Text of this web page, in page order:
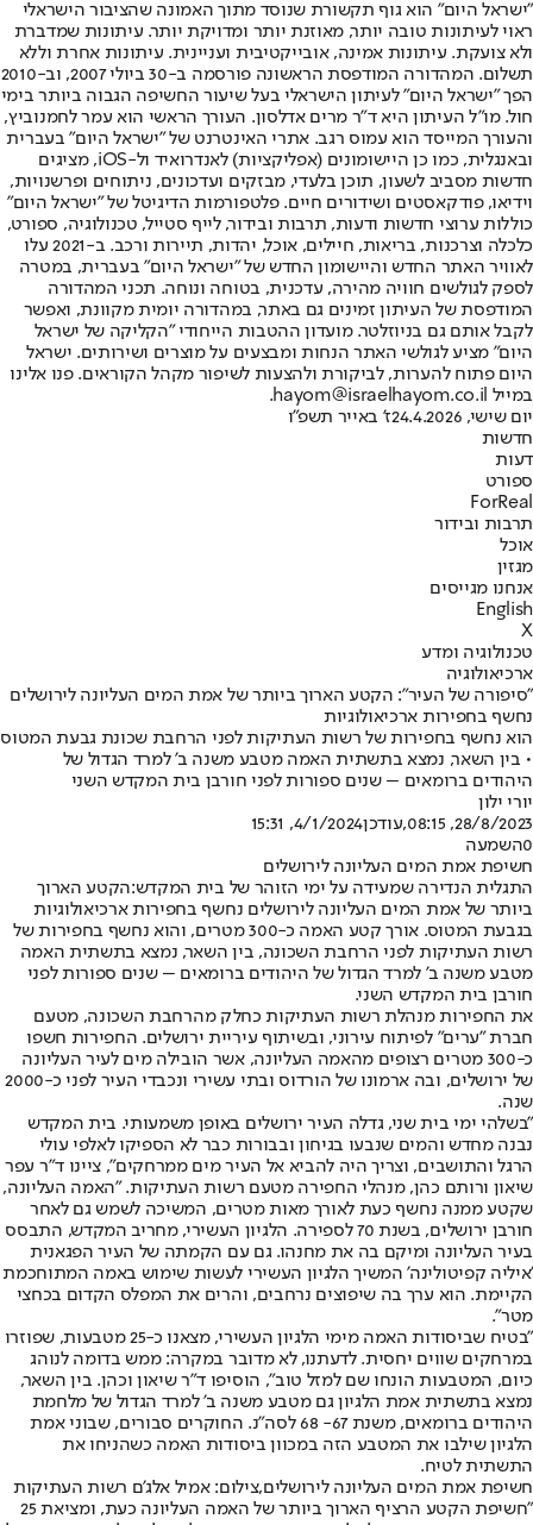
"ישראל היום" הוא גוף תקשורת שנוסד מתוך האמונה שהציבור הישראלי
ראוי לעיתונות טובה יותר, מאוזנת יותר ומדויקת יותר. עיתונות שמדברת
ולא צועקת. עיתונות אמינה, אובייקטיבית ועניינית. עיתונות אחרת וללא
תשלום. המהדורה המודפסת הראשונה פורסמה ב-30 ביולי 2007, וב-2010
הפך "ישראל היום" לעיתון הישראלי בעל שיעור החשיפה הגבוה ביותר בימי
חול. מו"ל העיתון היא ד"ר מרים אדלסון. העורך הראשי הוא עמר לחמנוביץ,
והעורך המייסד הוא עמוס רגב. אתרי האינטרנט של "ישראל היום" בעברית
ובאנגלית, כמו כן היישומונים (אפליקציות) לאנדרואיד ול-iOS, מציגים
חדשות מסביב לשעון, תוכן בלעדי, מבזקים ועדכונים, ניתוחים ופרשנויות,
וידיאו, פודקאסטים ושידורים חיים. פלטפורמות הדיגיטל של "ישראל היום"
כוללות ערוצי חדשות ודעות, תרבות ובידור, לייף סטייל, טכנולוגיה, ספורט,
כלכלה וצרכנות, בריאות, חיילים, אוכל, יהדות, תיירות ורכב. ב-2021 עלו
לאוויר האתר החדש והיישומון החדש של "ישראל היום" בעברית, במטרה
לספק לגולשים חוויה מהירה, עדכנית, בטוחה ונוחה. תכני המהדורה
המודפסת של העיתון זמינים גם באתר, במהדורה יומית מקוונת, ואפשר
לקבל אותם גם בניוזלטר. מועדון ההטבות הייחודי "הקליקה של ישראל
היום" מציע לגולשי האתר הנחות ומבצעים על מוצרים ושירותים. ישראל
היום פתוח להערות, לביקורת ולהצעות לשיפור מקהל הקוראים. פנו אלינו
במייל hayom@israelhayom.co.il.
יום שישי, 24.4.2026
ז' באייר תשפ"ו
חדשות
דעות
ספורט
ForReal
תרבות ובידור
אוכל
מגזין
אנחנו מגייסים
English
X
טכנולוגיה ומדע
ארכיאולוגיה
"סיפורה של העיר": הקטע הארוך ביותר של אמת המים העליונה לירושלים
נחשף בחפירות ארכיאולוגיות
הוא נחשף בחפירות של רשות העתיקות לפני הרחבת שכונת גבעת המטוס
• בין השאר, נמצא בתשתית האמה מטבע משנה ב' למרד הגדול של
היהודים ברומאים – שנים ספורות לפני חורבן בית המקדש השני
יורי ילון
28/8/2023, 08:15
,עודכן4/1/2024, 15:31
0השמעה
חשיפת אמת המים העליונה לירושלים
התגלית הנדירה שמעידה על ימי הזוהר של בית המקדש:הקטע הארוך
ביותר של אמת המים העליונה לירושלים נחשף בחפירות ארכיאולוגיות
בגבעת המטוס. אורך קטע האמה כ-300 מטרים, והוא נחשף בחפירות של
רשות העתיקות לפני הרחבת השכונה, בין השאר, נמצא בתשתית האמה
מטבע משנה ב' למרד הגדול של היהודים ברומאים – שנים ספורות לפני
חורבן בית המקדש השני.
את החפירות מנהלת רשות העתיקות כחלק מהרחבת השכונה, מטעם
חברת "ערים" לפיתוח עירוני, ובשיתוף עיריית ירושלים. החפירות חשפו
כ-300 מטרים רצופים מהאמה העליונה, אשר הובילה מים לעיר העליונה
של ירושלים, ובה ארמונו של הורדוס ובתי עשירי ונכבדי העיר לפני כ-2000
שנה.
"בשלהי ימי בית שני, גדלה העיר ירושלים באופן משמעותי. בית המקדש
נבנה מחדש והמים שנבעו בגיחון ובבורות כבר לא הספיקו לאלפי עולי
הרגל והתושבים, וצריך היה להביא אל העיר מים ממרחקים״, ציינו ד"ר עפר
שיאון ורותם כהן, מנהלי החפירה מטעם רשות העתיקות. "האמה העליונה,
שקטע ממנה נחשף כעת לאורך מאות מטרים, המשיכה לשמש גם לאחר
חורבן ירושלים, בשנת 70 לספירה. הלגיון העשירי, מחריב המקדש, התבסס
בעיר העליונה ומיקם בה את מחנהו. גם עם הקמתה של העיר הפגאנית
'איליה קפיטולינה' המשיך הלגיון העשירי לעשות שימוש באמה המתוחכמת
הקיימת. הוא ערך בה שיפוצים נרחבים, והרים את המפלס הקדום בכחצי
מטר".
״בטיח שביסודות האמה מימי הלגיון העשירי, מצאנו כ-25 מטבעות, שפוזרו
במרחקים שווים יחסית. לדעתנו, לא מדובר במקרה: ממש בדומה לנוהג
כיום, המטבעות הונחו שם למזל טוב״, הוסיפו ד"ר שיאון וכהן. בין השאר,
נמצא בתשתית אמת הלגיון גם מטבע משנה ב' למרד הגדול של מלחמת
היהודים ברומאים, משנת 67- 68 לסה"נ. החוקרים סבורים, שבוני אמת
הלגיון שילבו את המטבע הזה במכוון ביסודות האמה כשהניחו את
התשתית לטיח.
חשיפת אמת המים העליונה לירושלים,צילום: אמיל אלג'ם רשות העתיקות
״חשיפת הקטע הרציף הארוך ביותר של האמה העליונה כעת, ומציאת 25